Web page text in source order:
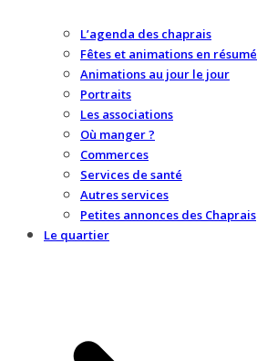
L’agenda des chaprais
Fêtes et animations en résumé
Animations au jour le jour
Portraits
Les associations
Où manger ?
Commerces
Services de santé
Autres services
Petites annonces des Chaprais
Le quartier